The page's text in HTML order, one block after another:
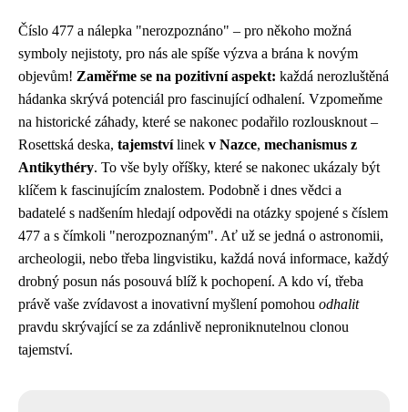
Číslo 477 a nálepka "nerozpoznáno" – pro někoho možná
symboly nejistoty, pro nás ale spíše výzva a brána k novým
objevům! Zaměřme se na pozitivní aspekt: každá nerozluštěná
hádanka skrývá potenciál pro fascinující odhalení. Vzpomeňme
na historické záhady, které se nakonec podařilo rozlousknout –
Rosettská deska, tajemstvílinek v Nazce, mechanismus z
Antikythéry. To vše byly oříšky, které se nakonec ukázaly být
klíčem k fascinujícím znalostem. Podobně i dnes vědci a
badatelé s nadšením hledají odpovědi na otázky spojené s číslem
477 a s čímkoli "nerozpoznaným". Ať už se jedná o astronomii,
archeologii, nebo třeba lingvistiku, každá nová informace, každý
drobný posun nás posouvá blíž k pochopení. A kdo ví, třeba
právě vaše zvídavost a inovativní myšlení pomohou odhalit
pravdu skrývající se za zdánlivě neproniknutelnou clonou
tajemství.